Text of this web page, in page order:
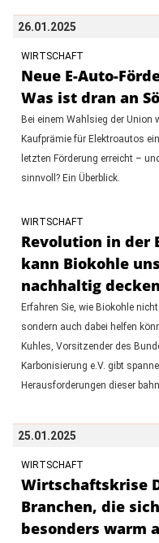
26.01.2025
WIRTSCHAFT
Neue E-Auto-
Was ist dran an
Bei einem Wahlsieg der
Kaufprämie für Elektroautos
letzten Förderung erreicht –
sinnvoll? Ein Überblick.
WIRTSCHAFT
Revolution in der
kann Biokohle
nachhaltig
Erfahren Sie, wie Biokohle
sondern auch dabei helfen
Kuhles, Vorsitzender des
Karbonisierung e.V. gibt
Herausforderungen dieser
25.01.2025
WIRTSCHAFT
Wirtschaftskrise
Branchen, die
besonders warm